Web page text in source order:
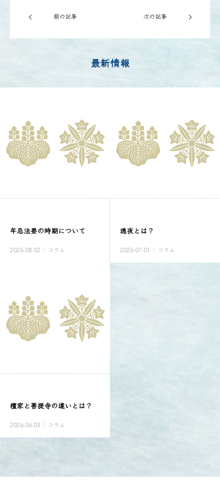
前の記事 次の記事
最新情報
年忌法要の時期について
2026.08.02 コラム
通夜とは？
2026.07.01 コラム
檀家と菩提寺の違いとは？
2026.06.03 コラム